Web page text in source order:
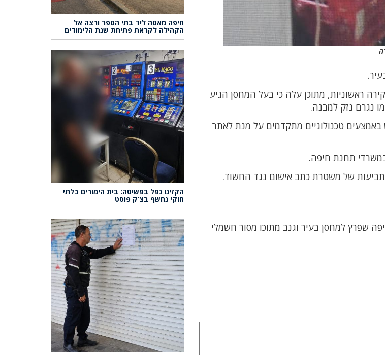
ראשוניות, מתוכן עלה כי בעל המחסן הגיע
נגרם נזק למבנה.
באמצעים טכנולוגיים מתקדמים על מנת לאתר
של משטרת כתב אישום נגד החשוד.
שפרץ למחסן בעיר וגנב מתוכו מסור חשמלי
חיפה מאטה ליד בתי הספר ורצה אל
הקהילה לקראת פתיחת שנת הלימודים
הקזינו נפל בפשיטה: בית הימורים בלתי
חוקי נחשף בצ’ק פוסט